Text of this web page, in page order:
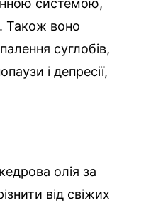
системою,
Також воно
суглобів,
і депресії,
олія за
від свіжих